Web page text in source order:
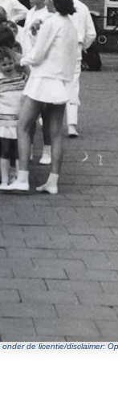
de licentie/disclaimer: